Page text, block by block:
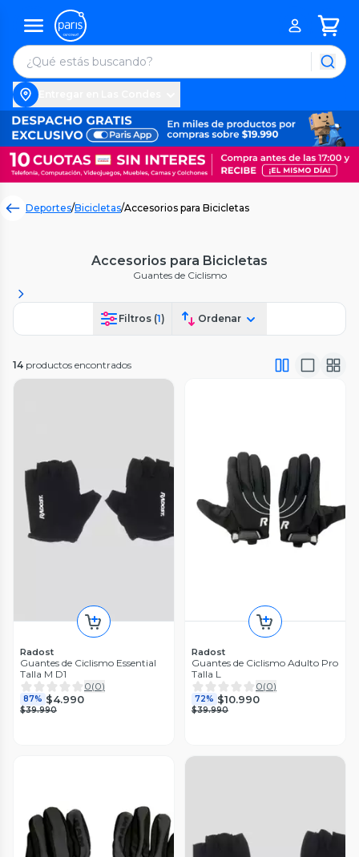
Deportes/Bicicletas/Accesorios para Bicicletas
Accesorios para Bicicletas
Guantes de Ciclismo
Filtros (1) Ordenar
14 productos encontrados
Radost
Guantes de Ciclismo Essential
Talla M D1
0(0)
87% $4.990
$39.990
Radost
Guantes de Ciclismo Adulto Pro
Talla L
0(0)
72% $10.990
$39.990